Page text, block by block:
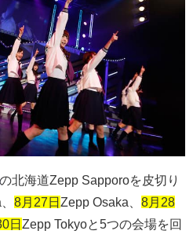
の北海道Zepp Sapporoを皮切り
8月27日 Zepp Osaka
8月28
日 Zepp Tokyoと5つの会場を回